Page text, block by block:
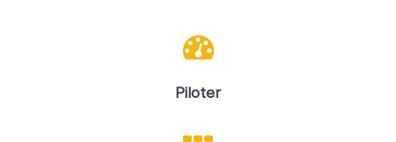
Piloter